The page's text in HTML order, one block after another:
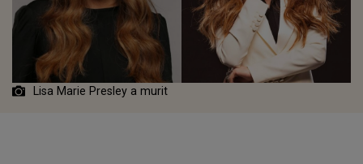
Lisa Marie Presley a murit